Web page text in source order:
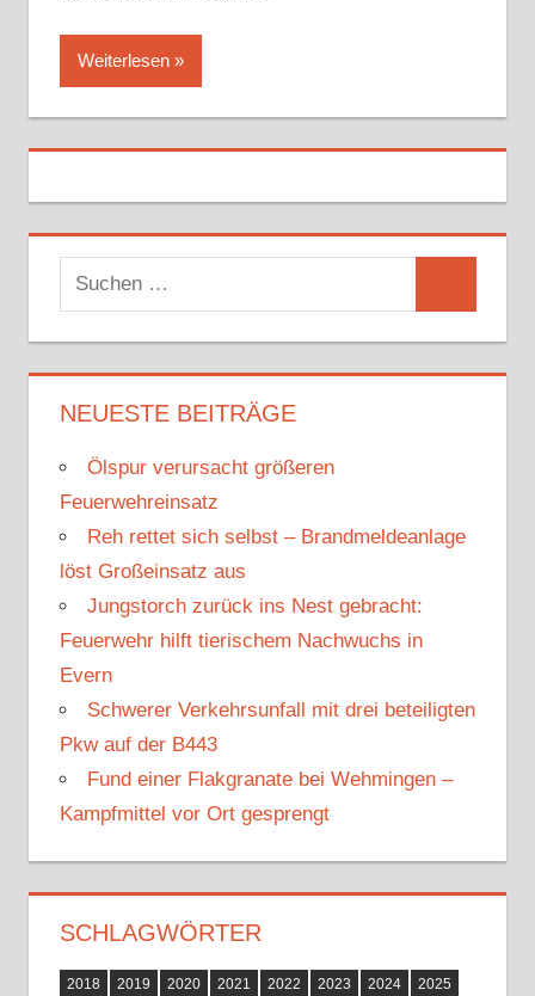
Weiterlesen
u
c
h
e
a
h
c
NEUESTE BEITRÄGE
Ölspur verursacht größeren
Feuerwehreinsatz
Reh rettet sich selbst – Brandmeldeanlage
löst Großeinsatz aus
Jungstorch zurück ins Nest gebracht:
Feuerwehr hilft tierischem Nachwuchs in
Evern
Schwerer Verkehrsunfall mit drei beteiligten
Pkw auf der B443
Fund einer Flakgranate bei Wehmingen –
Kampfmittel vor Ort gesprengt
SCHLAGWÖRTER
2018 2019 2020 2021 2022 2023 2024 2025